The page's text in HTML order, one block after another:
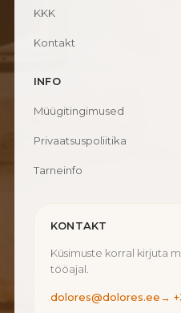
KKK
Kontakt
INFO
Müügitingimused
Privaatsuspoliitika
Tarneinfo
KONTAKT
Küsimuste korral kirjuta
tööajal.
dolores@dolores.ee→